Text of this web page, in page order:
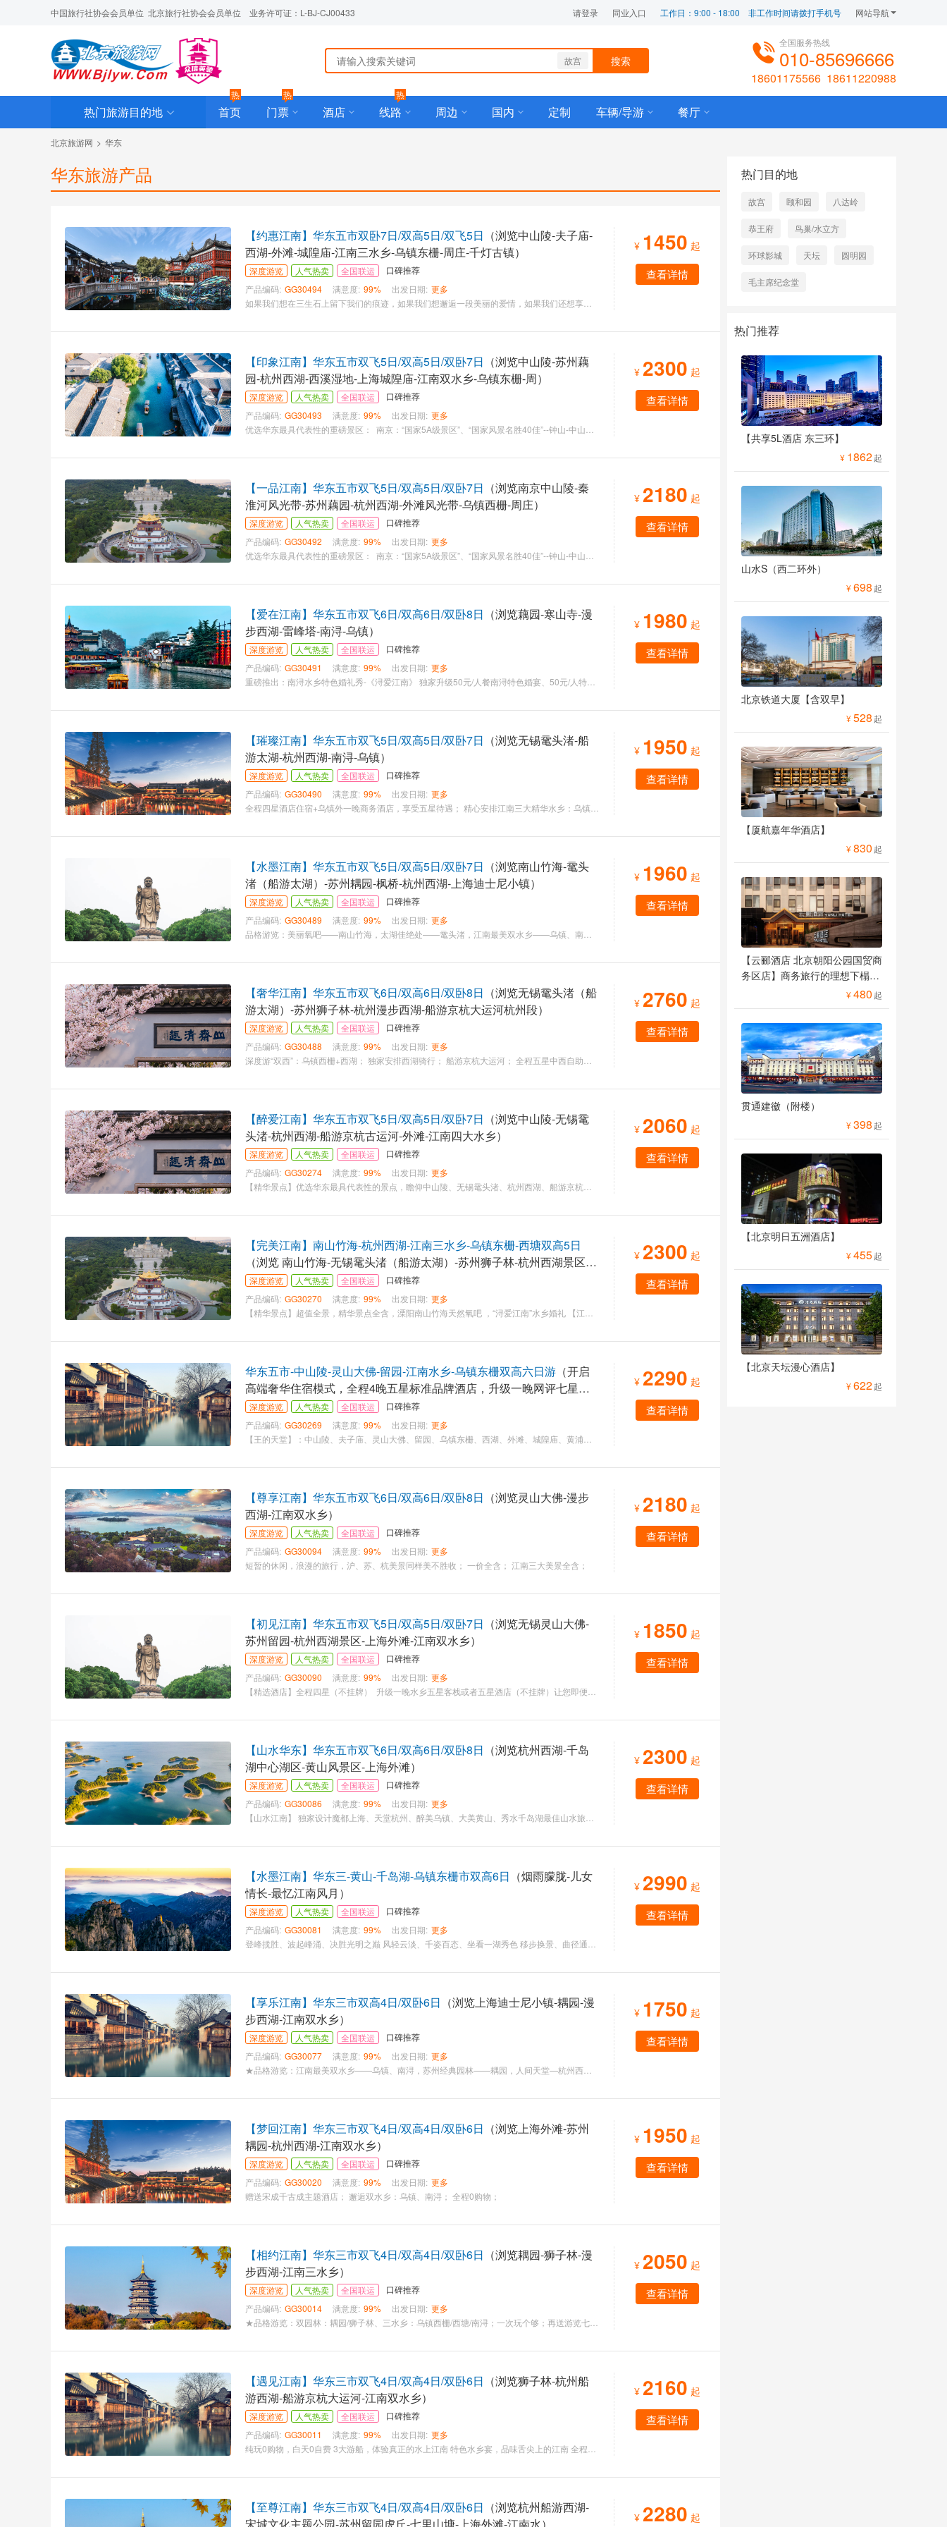
中国旅行社协会会员单位  北京旅行社协会会员单位    业务许可证：L-BJ-CJ00433 请登录 同业入口 工作日：9:00 - 18:00    非工作时间请拨打手机号 网站导航
故宫 搜索
全国服务热线
010-85696666
18601175566 18611220988
热门旅游目的地 首页
热
门票
热
酒店 线路
热
周边 国内 定制 车辆/导游 餐厅
北京旅游网 > 华东
华东旅游产品
【约惠江南】华东五市双卧7日/双高5日/双飞5日 （浏览中山陵-夫子庙-
西湖-外滩-城隍庙-江南三水乡-乌镇东栅-周庄-千灯古镇）
深度游览 人气热卖 全国联运
口碑推荐
产品编码: GG30494 满意度: 99% 出发日期: 更多
¥ 1450 起
查看详情
【印象江南】华东五市双飞5日/双高5日/双卧7日 （浏览中山陵-苏州藕
园-杭州西湖-西溪湿地-上海城隍庙-江南双水乡-乌镇东栅-周）
深度游览 人气热卖 全国联运
口碑推荐
产品编码: GG30493 满意度: 99% 出发日期: 更多
¥ 2300 起
查看详情
【一品江南】华东五市双飞5日/双高5日/双卧7日 （浏览南京中山陵-秦
淮河风光带-苏州藕园-杭州西湖-外滩风光带-乌镇西栅-周庄）
深度游览 人气热卖 全国联运
口碑推荐
产品编码: GG30492 满意度: 99% 出发日期: 更多
¥ 2180 起
查看详情
【爱在江南】华东五市双飞6日/双高6日/双卧8日 （浏览藕园-寒山寺-漫
步西湖-雷峰塔-南浔-乌镇）
深度游览 人气热卖 全国联运
口碑推荐
产品编码: GG30491 满意度: 99% 出发日期: 更多
¥ 1980 起
查看详情
【璀璨江南】华东五市双飞5日/双高5日/双卧7日 （浏览无锡鼋头渚-船
游太湖-杭州西湖-南浔-乌镇）
深度游览 人气热卖 全国联运
口碑推荐
产品编码: GG30490 满意度: 99% 出发日期: 更多
¥ 1950 起
查看详情
【水墨江南】华东五市双飞5日/双高5日/双卧7日 （浏览南山竹海-鼋头
渚（船游太湖）-苏州耦园-枫桥-杭州西湖-上海迪士尼小镇）
深度游览 人气热卖 全国联运
口碑推荐
产品编码: GG30489 满意度: 99% 出发日期: 更多
¥ 1960 起
查看详情
【奢华江南】华东五市双飞6日/双高6日/双卧8日 （浏览无锡鼋头渚（船
游太湖）-苏州狮子林-杭州漫步西湖-船游京杭大运河杭州段）
深度游览 人气热卖 全国联运
口碑推荐
产品编码: GG30488 满意度: 99% 出发日期: 更多
¥ 2760 起
查看详情
【醉爱江南】华东五市双飞5日/双高5日/双卧7日 （浏览中山陵-无锡鼋
头渚-杭州西湖-船游京杭古运河-外滩-江南四大水乡）
深度游览 人气热卖 全国联运
口碑推荐
产品编码: GG30274 满意度: 99% 出发日期: 更多
¥ 2060 起
查看详情
【完美江南】南山竹海-杭州西湖-江南三水乡-乌镇东栅-西塘双高5日
（浏览 南山竹海-无锡鼋头渚（船游太湖）-苏州狮子林-杭州西湖景区-
上海外滩）
深度游览 人气热卖 全国联运
口碑推荐
产品编码: GG30270 满意度: 99% 出发日期: 更多
¥ 2300 起
查看详情
华东五市-中山陵-灵山大佛-留园-江南水乡-乌镇东栅双高六日游 （开启
高端奢华住宿模式，全程4晚五星标准品牌酒店，升级一晚网评七星酒
店）
深度游览 人气热卖 全国联运
口碑推荐
产品编码: GG30269 满意度: 99% 出发日期: 更多
¥ 2290 起
查看详情
【尊享江南】华东五市双飞6日/双高6日/双卧8日 （浏览灵山大佛-漫步
西湖-江南双水乡）
深度游览 人气热卖 全国联运
口碑推荐
产品编码: GG30094 满意度: 99% 出发日期: 更多
短暂的休闲，浪漫的旅行，沪、苏、杭美景同样美不胜收； 一价全含； 江南三大美景全含；
¥ 2180 起
查看详情
【初见江南】华东五市双飞5日/双高5日/双卧7日 （浏览无锡灵山大佛-
苏州留园-杭州西湖景区-上海外滩-江南双水乡）
深度游览 人气热卖 全国联运
口碑推荐
产品编码: GG30090 满意度: 99% 出发日期: 更多
¥ 1850 起
查看详情
【山水华东】华东五市双飞6日/双高6日/双卧8日 （浏览杭州西湖-千岛
湖中心湖区-黄山风景区-上海外滩）
深度游览 人气热卖 全国联运
口碑推荐
产品编码: GG30086 满意度: 99% 出发日期: 更多
¥ 2300 起
查看详情
【水墨江南】华东三-黄山-千岛湖-乌镇东栅市双高6日 （烟雨朦胧-儿女
情长-最忆江南风月）
深度游览 人气热卖 全国联运
口碑推荐
产品编码: GG30081 满意度: 99% 出发日期: 更多
¥ 2990 起
查看详情
【享乐江南】华东三市双高4日/双卧6日 （浏览上海迪士尼小镇-耦园-漫
步西湖-江南双水乡）
深度游览 人气热卖 全国联运
口碑推荐
产品编码: GG30077 满意度: 99% 出发日期: 更多
¥ 1750 起
查看详情
【梦回江南】华东三市双飞4日/双高4日/双卧6日 （浏览上海外滩-苏州
耦园-杭州西湖-江南双水乡）
深度游览 人气热卖 全国联运
口碑推荐
产品编码: GG30020 满意度: 99% 出发日期: 更多
赠送宋成千古成主题酒店； 邂逅双水乡：乌镇、南浔； 全程0购物；
¥ 1950 起
查看详情
【相约江南】华东三市双飞4日/双高4日/双卧6日 （浏览耦园-狮子林-漫
步西湖-江南三水乡）
深度游览 人气热卖 全国联运
口碑推荐
产品编码: GG30014 满意度: 99% 出发日期: 更多
¥ 2050 起
查看详情
【遇见江南】华东三市双飞4日/双高4日/双卧6日 （浏览狮子林-杭州船
游西湖-船游京杭大运河-江南双水乡）
深度游览 人气热卖 全国联运
口碑推荐
产品编码: GG30011 满意度: 99% 出发日期: 更多
¥ 2160 起
查看详情
【至尊江南】华东三市双飞4日/双高4日/双卧6日 （浏览杭州船游西湖-
¥ 2280 起
热门目的地
故宫 颐和园 八达岭
恭王府 鸟巢/水立方
环球影城 天坛 圆明园
毛主席纪念堂
热门推荐
【共享5L酒店 东三环】
¥ 1862起
山水S（西二环外）
¥698 起
北京铁道大厦【含双早】
¥528 起
【厦航嘉年华酒店】
¥830 起
【云郦酒店 北京朝阳公园国贸商
务区店】商务旅行的理想下榻之
¥480 起
贯通建徽（附楼）
¥398 起
【北京明日五洲酒店】
¥455起
【北京天坛漫心酒店】
¥622起